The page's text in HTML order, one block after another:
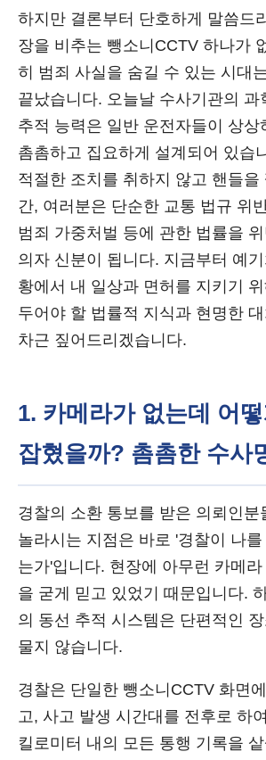
하지만 결론부터 단호하게 말씀드
장을 비추는 뺑소니CCTV 하나가
히 범죄 사실을 숨길 수 있는 시대
끝났습니다. 오늘날 수사기관의 과
추적 능력은 일반 운전자들이 상상
촘촘하고 집요하게 설계되어 있습
적절한 조치를 취하지 않고 핸들을
간, 여러분은 단순한 교통 법규 위
범죄 가중처벌 등에 관한 법률을
의자 신분이 됩니다. 지금부터 예
황에서 내 일상과 면허를 지키기
두어야 할 법률적 지식과 현명한
차근 짚어드리겠습니다.
1. 카메라가 없는데 어떻
잡혔을까? 촘촘한 수사
경찰의 소환 통보를 받은 의뢰인분
놀라시는 지점은 바로 '경찰이 나
는가'입니다. 현장에 아무런 카메
을 굳게 믿고 있었기 때문입니다.
의 동선 추적 시스템은 단편적인
물지 않습니다.
경찰은 단일한 뺑소니CCTV 화면
고, 사고 발생 시간대를 전후로 하
킬로미터 내의 모든 통행 기록을